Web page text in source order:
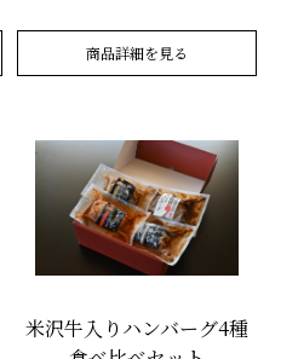
商品詳細を見る
米沢牛入りハンバーグ4種